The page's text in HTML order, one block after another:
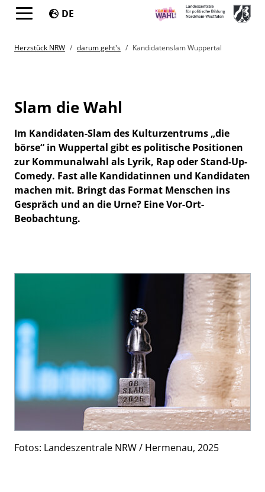
Springe direkt zu:
DE
You are here:
Herzstück NRW darum geht's Kandidatenslam Wuppertal
Slam die Wahl
Im Kandidaten-Slam des Kulturzentrums „die
börse“ in Wuppertal gibt es politische Positionen
zur Kommunalwahl als Lyrik, Rap oder Stand-Up-
Comedy. Fast alle Kandidatinnen und Kandidaten
machen mit. Bringt das Format Menschen ins
Gespräch und an die Urne? Eine Vor-Ort-
Beobachtung.
Fotos: Landeszentrale NRW / Hermenau, 2025